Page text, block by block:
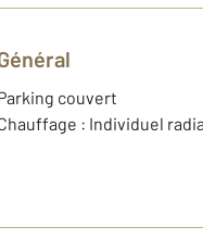
Général
couvert
: Individuel